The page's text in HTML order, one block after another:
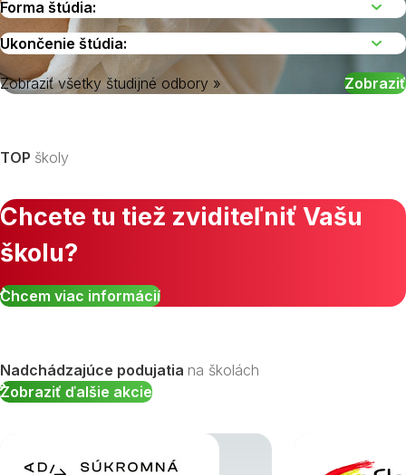
Zobraziť všetky študijné odbory »
TOP školy
Chcete tu tiež zviditeľniť Vašu
školu?
Chcem viac informácií
Nadchádzajúce podujatia na školách
Zobraziť ďalšie akcie